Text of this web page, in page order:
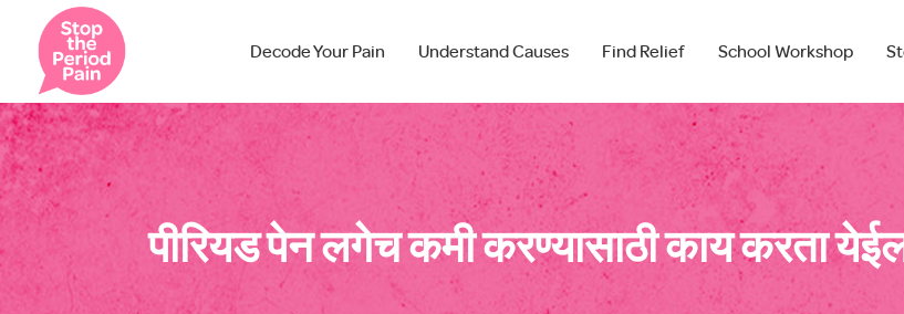
Decode Your Pain Understand Causes Find Relief School Workshop
पीरियड पेन लगेच कमी करण्यासाठी काय करता